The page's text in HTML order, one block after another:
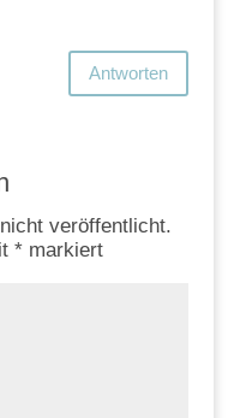
Antworten
veröffentlicht.
*markiert